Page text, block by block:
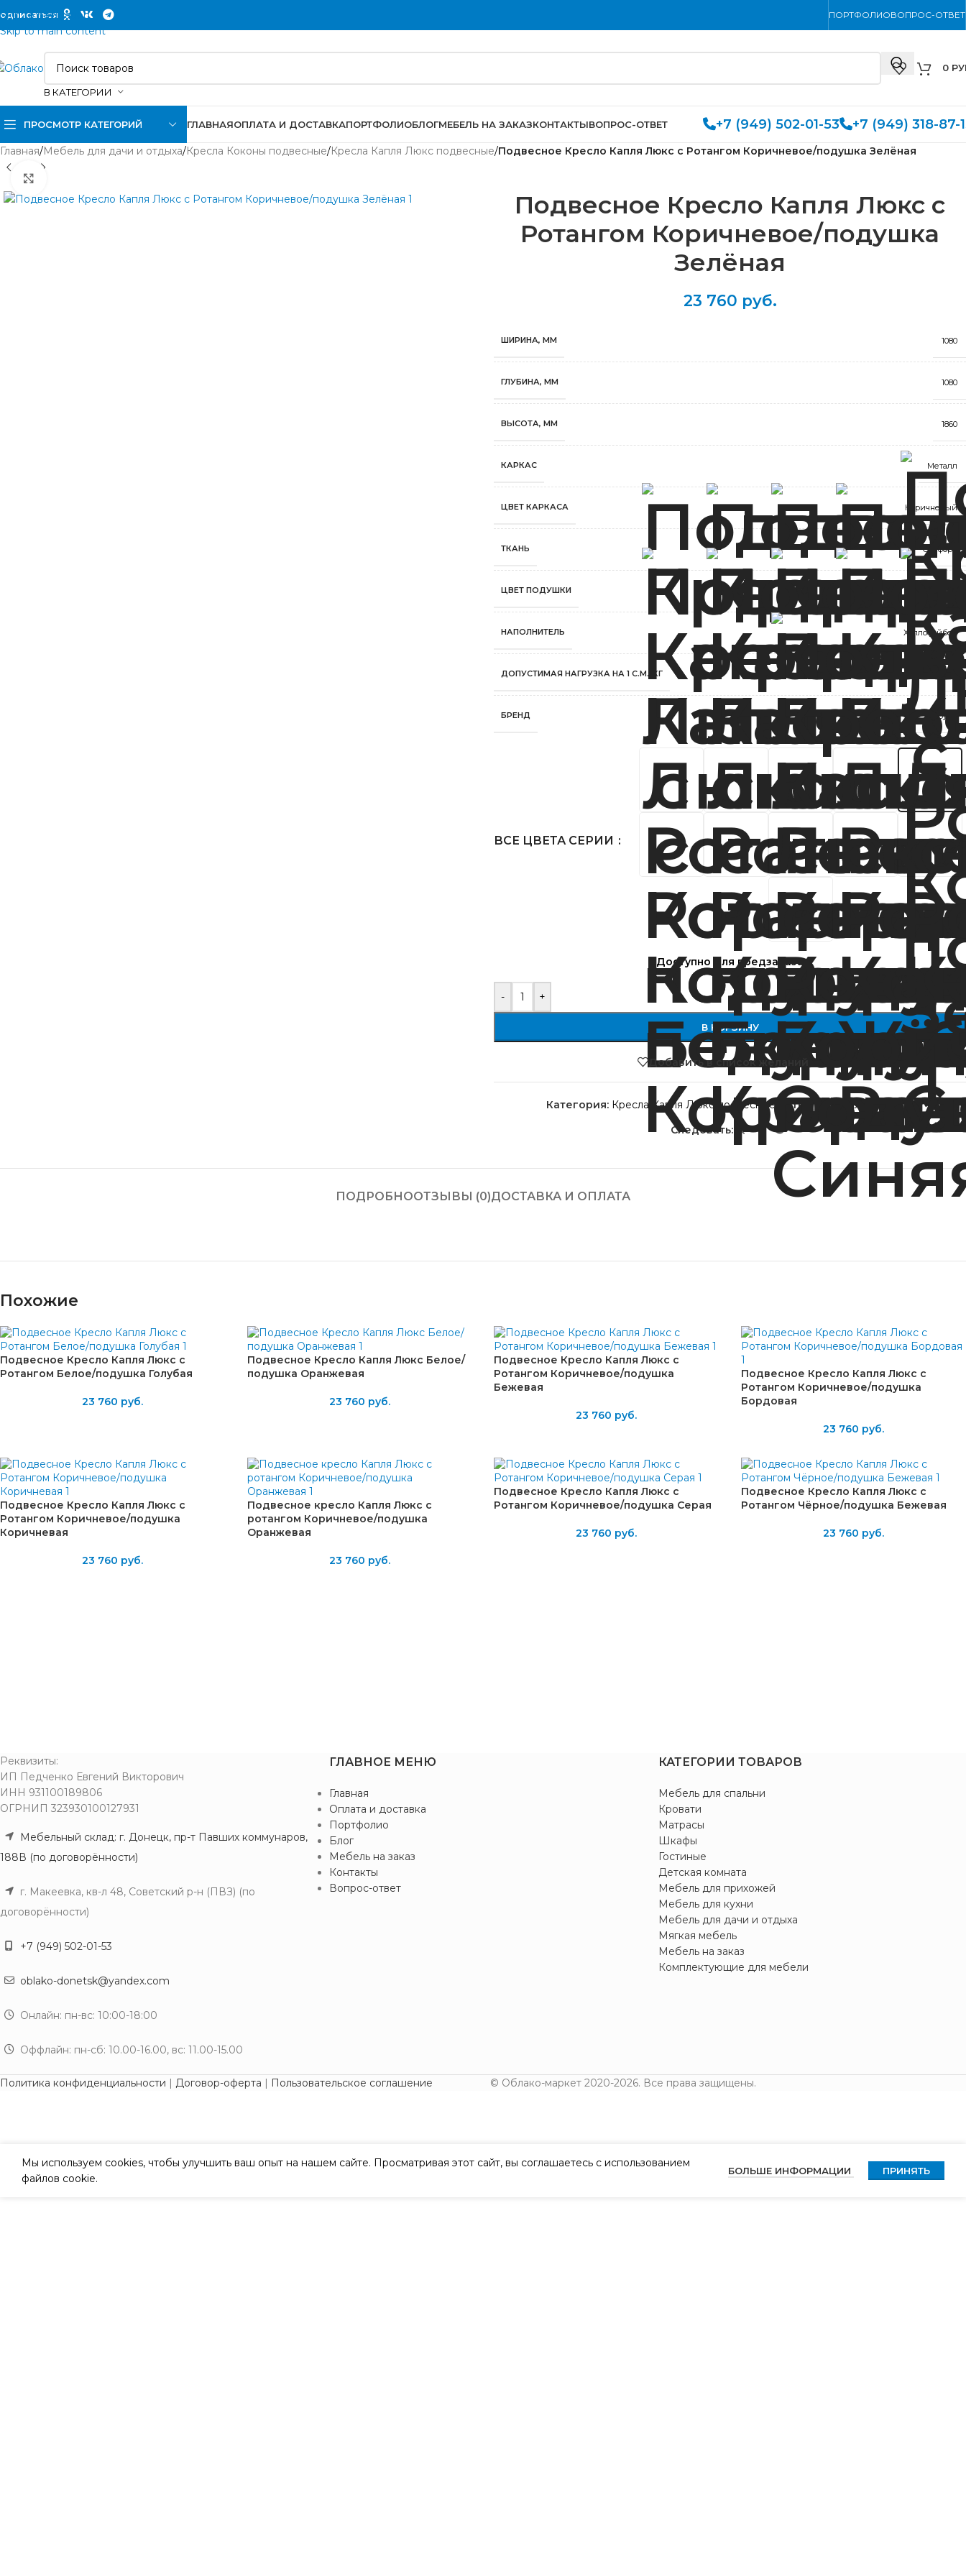
Skip to navigation
Skip to main content
ПОРТФОЛИОВОПРОС-ОТВЕТ
В КАТЕГОРИИ
0
ПРОСМОТР КАТЕГОРИЙ ГЛАВНАЯОПЛАТА И ДОСТАВКАПОРТФОЛИОБЛОГМЕБЕЛЬ НА ЗАКАЗКОНТАКТЫВОПРОС-ОТВЕТ +7 (949) 502-01-53 +7 (949) 318-87-
Главная/Мебель для дачи и отдыха/Кресла Коконы подвесные/Кресла Капля Люкс подвесные/Подвесное Кресло Капля Люкс с Ротангом Коричневое/подушка Зелёная
Подвесное Кресло Капля Люкс с
Ротангом Коричневое/подушка
Зелёная
23 760 руб.
ШИРИНА, ММ 1080
ГЛУБИНА, ММ 1080
ВЫСОТА, ММ 1860
КАРКАС Металл
ЦВЕТ КАРКАСА Коричневый
ТКАНЬ Оксфорд
ЦВЕТ ПОДУШКИ
НАПОЛНИТЕЛЬ Холлофайбер
ДОПУСТИМАЯ НАГРУЗКА НА 1 С.М./КГ
БРЕНД М-Групп
ВСЕ ЦВЕТА СЕРИИ
Доступно для предзаказа
- +
В КОРЗИНУ
Добавить в список желаний
Категория: Кресла Капля Люкс подвесные Метка:
Мебель из ротанга
Следовать:
ПОДРОБНООТЗЫВЫ (0)ДОСТАВКА И ОПЛАТА
Похожие
Подвесное Кресло Капля Люкс с
Ротангом Белое/подушка Голубая
23 760 руб.
Подвесное Кресло Капля Люкс Белое/
подушка Оранжевая
23 760 руб.
Подвесное Кресло Капля Люкс с
Ротангом Коричневое/подушка
Бежевая
23 760 руб.
Подвесное Кресло Капля Люкс с
Ротангом Коричневое/подушка
Бордовая
23 760 руб.
Подвесное Кресло Капля Люкс с
Ротангом Коричневое/подушка
Коричневая
23 760 руб.
Подвесное кресло Капля Люкс с
ротангом Коричневое/подушка
Оранжевая
23 760 руб.
Подвесное Кресло Капля Люкс с
Ротангом Коричневое/подушка Серая
23 760 руб.
Подвесное Кресло Капля Люкс с
Ротангом Чёрное/подушка Бежевая
23 760 руб.
Реквизиты:
ИП Педченко Евгений Викторович
ИНН 931100189806
ОГРНИП 323930100127931
Мебельный склад: г. Донецк, пр-т Павших коммунаров,
188В (по договорённости)
г. Макеевка, кв-л 48, Советский р-н (ПВЗ) (по
договорённости)
+7 (949) 502-01-53
oblako-donetsk@yandex.com
Онлайн: пн-вс: 10:00-18:00
Оффлайн: пн-сб: 10.00-16.00, вс: 11.00-15.00
ГЛАВНОЕ МЕНЮ
Главная
Оплата и доставка
Портфолио
Блог
Мебель на заказ
Контакты
Вопрос-ответ
КАТЕГОРИИ ТОВАРОВ
Мебель для спальни
Кровати
Матрасы
Шкафы
Гостиные
Детская комната
Мебель для прихожей
Мебель для кухни
Мебель для дачи и отдыха
Мягкая мебель
Мебель на заказ
Комплектующие для мебели
Политика конфиденциальности | Договор-оферта | Пользовательское соглашение © Облако-маркет 2020-2026. Все права защищены.
Мы используем cookies, чтобы улучшить ваш опыт на нашем сайте. Просматривая этот сайт, вы соглашаетесь с использованием
файлов cookie.
БОЛЬШЕ ИНФОРМАЦИИ ПРИНЯТЬ